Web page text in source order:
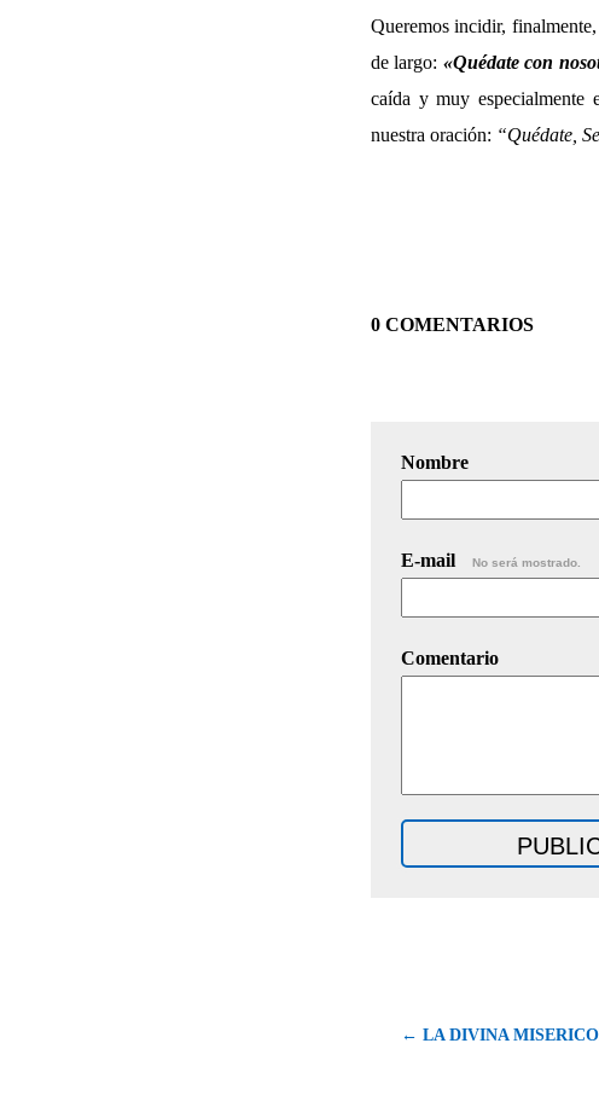
Queremos incidir,
de largo: «Quédate con
caída y muy especialmente
nuestra oración: “Quédate,
0 COMENTARIOS
Nombre
E-mail No será mostrado.
Comentario
← LA DIVINA